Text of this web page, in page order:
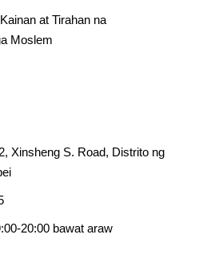
at Tirahan na
Moslem
Xinsheng S. Road, Distrito ng
20:00 bawat araw